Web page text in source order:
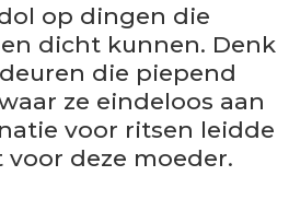
op dingen die
dicht kunnen. Denk
die piepend
ze eindeloos aan
voor ritsen leidde
deze moeder.